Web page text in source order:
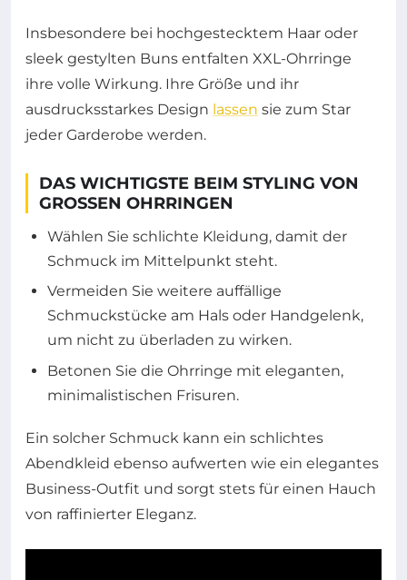
Insbesondere bei hochgestecktem Haar oder
sleek gestylten Buns entfalten XXL-Ohrringe
ihre volle Wirkung. Ihre Größe und ihr
ausdrucksstarkes Design lassen sie zum Star
jeder Garderobe werden.
DAS WICHTIGSTE BEIM STYLING VON
GROSSEN OHRRINGEN
Wählen Sie schlichte Kleidung, damit der
Schmuck im Mittelpunkt steht.
Vermeiden Sie weitere auffällige
Schmuckstücke am Hals oder Handgelenk,
um nicht zu überladen zu wirken.
Betonen Sie die Ohrringe mit eleganten,
minimalistischen Frisuren.
Ein solcher Schmuck kann ein schlichtes
Abendkleid ebenso aufwerten wie ein elegantes
Business-Outfit und sorgt stets für einen Hauch
von raffinierter Eleganz.